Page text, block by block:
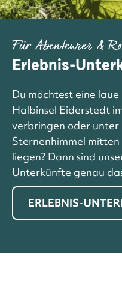
Für Abenteurer &
Erlebnis-
Du möchtest eine
Halbinsel Eiderstedt
verbringen oder unter
Sternenhimmel
liegen? Dann sind
Unterkünfte genau
ERLEBNIS-